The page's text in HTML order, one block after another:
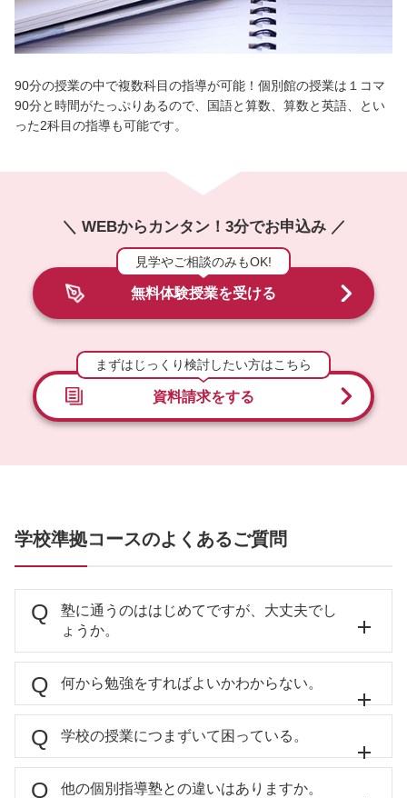
90分の授業の中で複数科目の指導が可能！個別館の授業は１コマ
90分と時間がたっぷりあるので、国語と算数、算数と英語、とい
った2科目の指導も可能です。
＼ WEBからカンタン！3分でお申込み ／
見学やご相談のみもOK!
無料体験授業を受ける
まずはじっくり検討したい方はこちら
資料請求をする
学校準拠コースのよくあるご質問
塾に通うのははじめてですが、大丈夫でし
ょうか。
何から勉強をすればよいかわからない。
学校の授業につまずいて困っている。
他の個別指導塾との違いはありますか。